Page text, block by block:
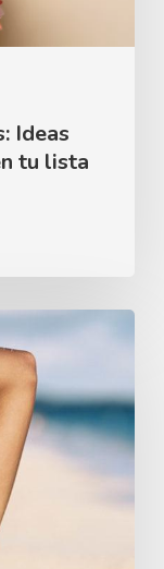
Ideas
tu lista